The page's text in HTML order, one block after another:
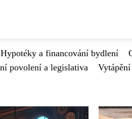
Hypotéky a financování bydlení
povolení a legislativa